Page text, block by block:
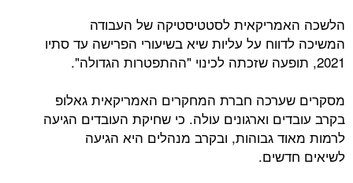
הלשכה האמריקאית לסטטיסטיקה של העבודה
המשיכה לדווח על עליות שיא בשיעורי הפרישה עד סתיו
2021, תופעה שזכתה לכינוי "ההתפטרות הגדולה".
מסקרים שערכה חברת המחקרים האמריקאית גאלופ
בקרב עובדים וארגונים עולה. כי שחיקת העובדים הגיעה
לרמות מאוד גבוהות, ובקרב מנהלים היא הגיעה
לשיאים חדשים.